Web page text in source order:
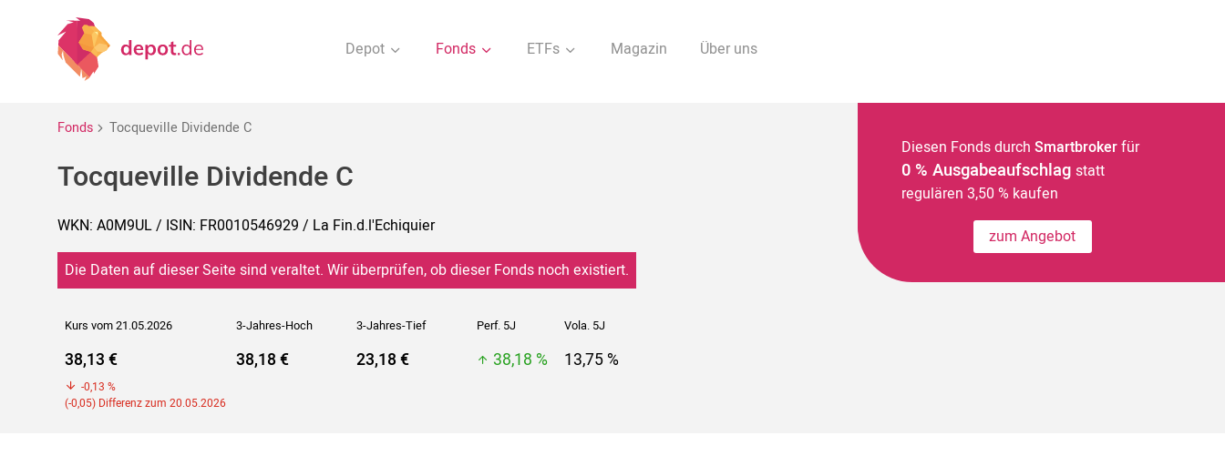
Depot Fonds ETFs Magazin Über uns
Fonds Tocqueville Dividende C
Tocqueville Dividende C
WKN: A0M9UL / ISIN: FR0010546929 / La Fin.d.l'Echiquier
Die Daten auf dieser Seite sind veraltet. Wir überprüfen, ob dieser Fonds noch existiert.
Kurs vom 21.05.2026 3-Jahres-Hoch 3-Jahres-Tief Perf. 5J Vola. 5J
38,13 €
-0,13 %
(-0,05) Differenz zum 20.05.2026
38,18 € 23,18 € 38,18 % 13,75 %
Diesen Fonds durch Smartbrokerfür
0 % Ausgabeaufschlag statt
regulären 3,50 % kaufen
zum Angebot